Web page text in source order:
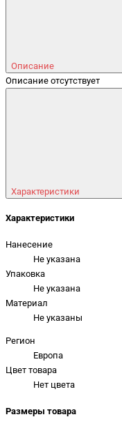
Описание
Описание отсутствует
Характеристики
Характеристики
Нанесение
Не указана
Упаковка
Не указана
Материал
Не указаны
Регион
Европа
Цвет товара
Нет цвета
Размеры товара